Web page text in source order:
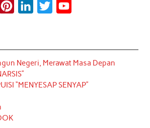
t
e
r
k
e
d
t
t
e
T
u
b
Negeri, Merawat Masa Depan
“MENYESAP SENYAP”